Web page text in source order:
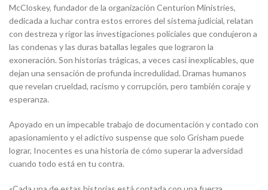
McCloskey, fundador de la organización Centurion Ministries,
dedicada a luchar contra estos errores del sistema judicial, relatan
con destreza y rigor las investigaciones policiales que condujeron a
las condenas y las duras batallas legales que lograron la
exoneración. Son historias trágicas, a veces casi inexplicables, que
dejan una sensación de profunda incredulidad. Dramas humanos
que revelan crueldad, racismo y corrupción, pero también coraje y
esperanza.
Apoyado en un impecable trabajo de documentación y contado con
apasionamiento y el adictivo suspense que solo Grisham puede
lograr, Inocentes es una historia de cómo superar la adversidad
cuando todo está en tu contra.